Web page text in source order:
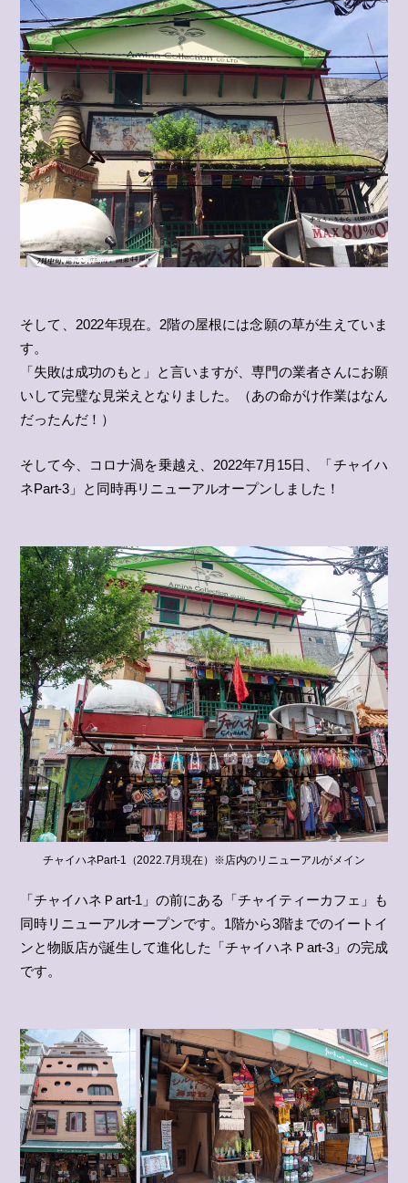
そして、2022年現在。2階の屋根には念願の草が生えていま
す。
「失敗は成功のもと」と言いますが、専門の業者さんにお願
いして完璧な見栄えとなりました。（あの命がけ作業はなん
だったんだ！）
そして今、コロナ渦を乗越え、2022年7月15日、「チャイハ
ネPart-3」と同時再リニューアルオープンしました！
チャイハネPart-1（2022.7月現在）※店内のリニューアルがメイン
「チャイハネＰart-1」の前にある「チャイティーカフェ」も
同時リニューアルオープンです。1階から3階までのイートイ
ンと物販店が誕生して進化した「チャイハネＰart-3」の完成
です。